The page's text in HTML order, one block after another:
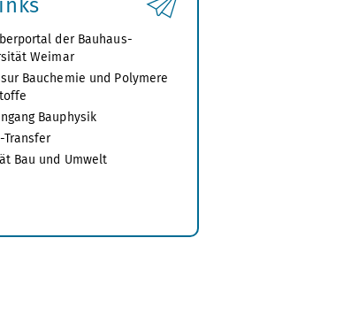
der Bauhaus-
Weimar
Bauchemie und Polymere
Bauphysik
Transfer
Bau und Umwelt